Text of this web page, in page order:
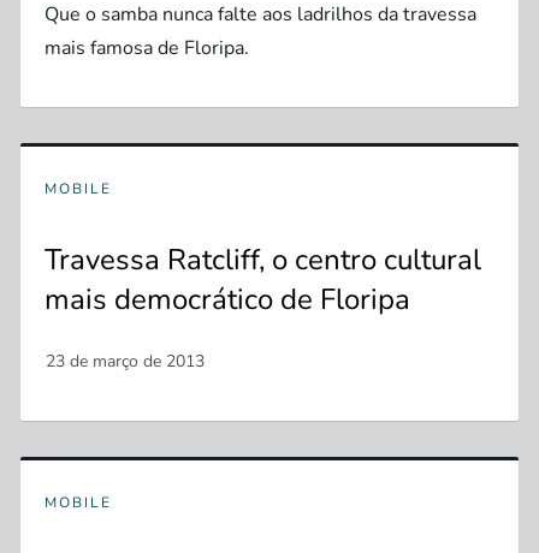
Que o samba nunca falte aos ladrilhos da travessa
mais famosa de Floripa.
MOBILE
Travessa Ratcliff, o centro cultural
mais democrático de Floripa
MOBILE